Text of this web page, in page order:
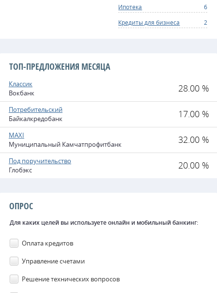
Ипотека
6
Кредиты для бизнеса
2
ТОП-ПРЕДЛОЖЕНИЯ МЕСЯЦА
Классик
Вокбанк
28.00 %
Потребительский
Байкалкредобанк
17.00 %
MAXI
Муниципальный Камчатпрофитбанк
32.00 %
Под поручительство
Глобэкс
20.00 %
ОПРОС
Для каких целей вы используете онлайн и мобильный банкинг:
Оплата кредитов
Управление счетами
Решение технических вопросов